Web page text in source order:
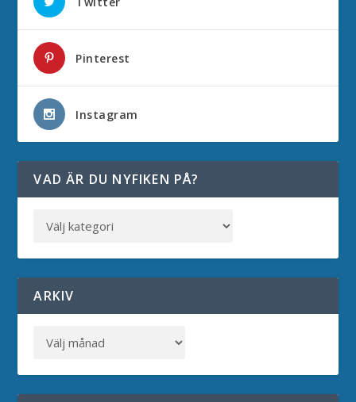
Pinterest
Instagram
VAD ÄR DU NYFIKEN PÅ?
ARKIV